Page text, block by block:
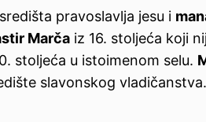
pravoslavlja jesu i
Marča iz 16. stoljeća koji
stoljeća u istoimenom selu.
slavonskog vladičanstva.